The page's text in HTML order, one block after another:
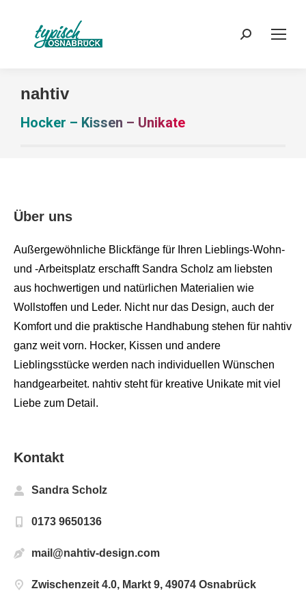
Search:
nahtiv
Hocker – Kissen – Unikate
Über uns
Außergewöhnliche Blickfänge für Ihren Lieblings-Wohn-
und -Arbeitsplatz erschafft Sandra Scholz am liebsten
aus hochwertigen und natürlichen Materialien wie
Wollstoffen und Leder. Nicht nur das Design, auch der
Komfort und die praktische Handhabung stehen für nahtiv
ganz weit vorn. Hocker, Kissen und andere
Lieblingsstücke werden nach individuellen Wünschen
handgearbeitet. nahtiv steht für kreative Unikate mit viel
Liebe zum Detail.
Kontakt
Sandra Scholz
0173 9650136
mail@nahtiv-design.com
Zwischenzeit 4.0, Markt 9, 49074 Osnabrück